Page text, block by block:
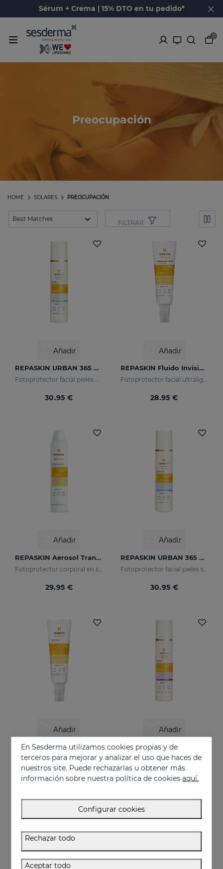
Sérum + Crema | 15% DTO en tu pedido*
0
Preocupación
PREOCUPACIÓN
SOLARES
HOME
FILTRAR
Añadir
REPASKIN URBAN 365 Pieles Grasas SPF50
Fotoprotector facial pieles grasas
30.95 €
Añadir
REPASKIN Fluido Invisible SPF50+
Fotoprotector facial ultraligero
28.95 €
Añadir
REPASKIN Aerosol Transparente SPF50
29.95 €
Añadir
REPASKIN URBAN 365 Pieles Sensibles SPF50+
Fotoprotector facial pieles sensibles
30.95 €
Añadir
REPASKIN Toque Seco SPF50+
Fotoprotector facial acabado mate
28.95 €
Añadir
Fotoprotector facial antiedad
30.95 €
En Sesderma utilizamos cookies propias y de
terceros para mejorar y analizar el uso que haces de
nuestros site. Puede rechazarlas u obtener más
información sobre nuestra política de cookiesaquí.
Configurar cookies
Rechazar todo
Aceptar todo